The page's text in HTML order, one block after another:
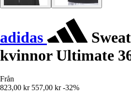
adidas
kvinnor Ultimate
Från
823,00 kr 557,00 kr -32%